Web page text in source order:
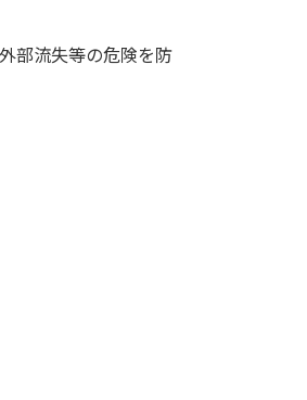
部流失等の危険を防